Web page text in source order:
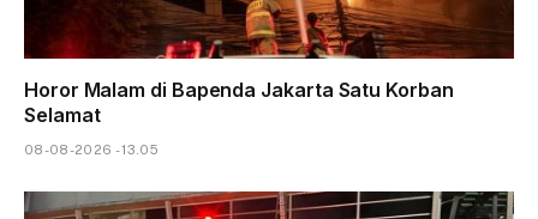
Horor Malam di Bapenda Jakarta Satu Korban
Selamat
08-08-2026 - 13.05